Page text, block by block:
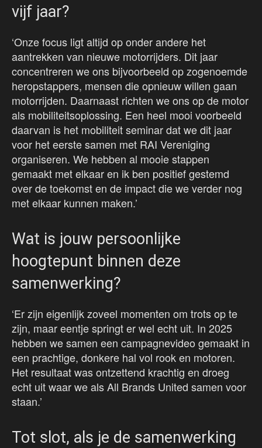
vijf jaar?
‘Onze focus ligt altijd op onder andere het
aantrekken van nieuwe motorrijders. Dit jaar
concentreren we ons bijvoorbeeld op zogenoemde
heropstappers, mensen die opnieuw willen gaan
motorrijden. Daarnaast richten we ons op de motor
als mobiliteitsoplossing. Een heel mooi voorbeeld
daarvan is het mobiliteit seminar dat we dit jaar
voor het eerste samen met RAI Vereniging
organiseren. We hebben al mooie stappen
gemaakt met elkaar en ik ben positief gestemd
over de toekomst en de impact die we verder nog
met elkaar kunnen maken.’
Wat is jouw persoonlijke
hoogtepunt binnen deze
samenwerking?
‘Er zijn eigenlijk zoveel momenten om trots op te
zijn, maar eentje springt er wel echt uit. In 2025
hebben we samen een campagnevideo gemaakt in
een prachtige, donkere hal vol rook en motoren.
Het resultaat was ontzettend krachtig en droeg
echt uit waar we als All Brands United samen voor
staan.’
Tot slot, als je de samenwerking